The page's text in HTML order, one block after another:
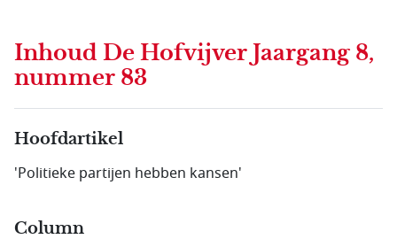
Inhoud De Hofvijver Jaargang 8,
nummer 83
Hoofdartikel
'Politieke partijen hebben kansen'
Column